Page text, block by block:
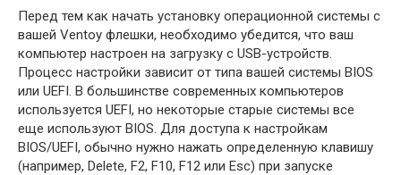
Перед тем как начать установку операционной системы с
вашей Ventoy флешки, необходимо убедится, что ваш
компьютер настроен на загрузку с USB-устройств.
Процесс настройки зависит от типа вашей системы BIOS
или UEFI. В большинстве современных компьютеров
используется UEFI, но некоторые старые системы все
еще используют BIOS. Для доступа к настройкам
BIOS/UEFI, обычно нужно нажать определенную клавишу
(например, Delete, F2, F10, F12 или Esc) при запуске